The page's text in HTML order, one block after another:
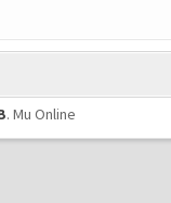
. Mu Online